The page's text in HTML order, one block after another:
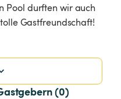
Pool durften wir auch
Gastfreundschaft!
(0)